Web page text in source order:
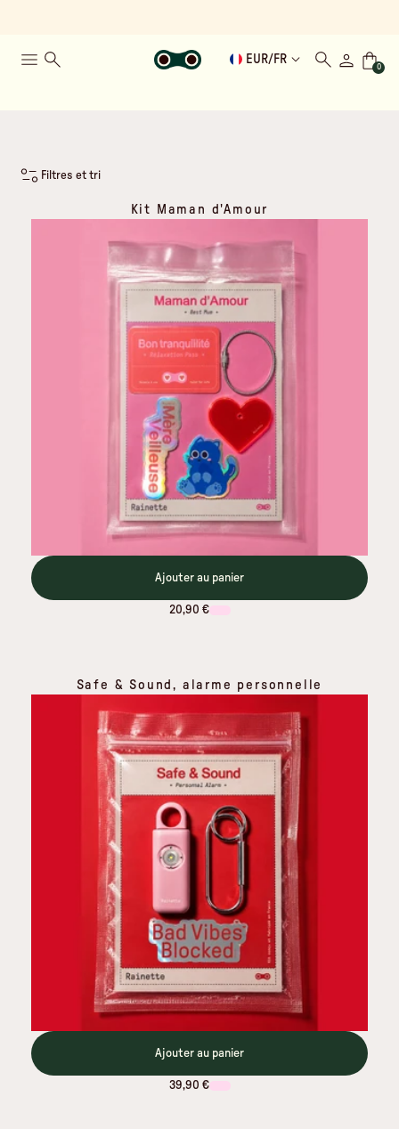
EUR/ FR
0
Filtres et tri
Kit Maman d'Amour
Ajouter au panier
20,90 €
Safe & Sound, alarme personnelle
Ajouter au panier
39,90 €